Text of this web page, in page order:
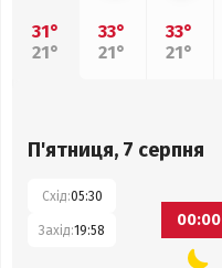
31°
21°
33°
21°
33°
21°
П'ятниця, 7 серпня
Схід:05:30
Захід:19:58
00:00